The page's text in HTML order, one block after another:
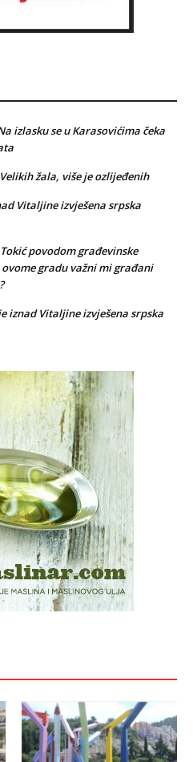
izlasku se u Karasovićima čeka
žala, više je ozlijeđenih
Vitaljine izvješena srpska
povodom građevinske
gradu važni mi građani
iznad Vitaljine izvješena srpska